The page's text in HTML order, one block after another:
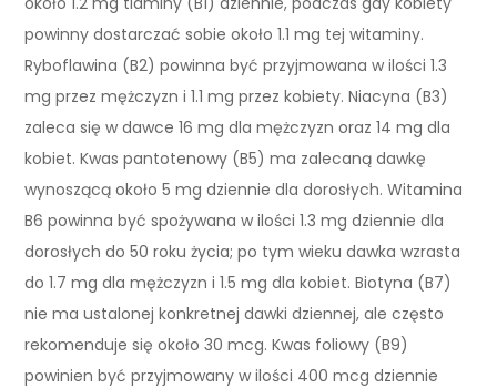
powinny dostarczać sobie około 1.1 mg tej witaminy.
Ryboflawina (B2) powinna być przyjmowana w ilości 1.3
mg przez mężczyzn i 1.1 mg przez kobiety. Niacyna (B3)
zaleca się w dawce 16 mg dla mężczyzn oraz 14 mg dla
kobiet. Kwas pantotenowy (B5) ma zalecaną dawkę
wynoszącą około 5 mg dziennie dla dorosłych. Witamina
B6 powinna być spożywana w ilości 1.3 mg dziennie dla
dorosłych do 50 roku życia; po tym wieku dawka wzrasta
do 1.7 mg dla mężczyzn i 1.5 mg dla kobiet. Biotyna (B7)
nie ma ustalonej konkretnej dawki dziennej, ale często
rekomenduje się około 30 mcg. Kwas foliowy (B9)
powinien być przyjmowany w ilości 400 mcg dziennie